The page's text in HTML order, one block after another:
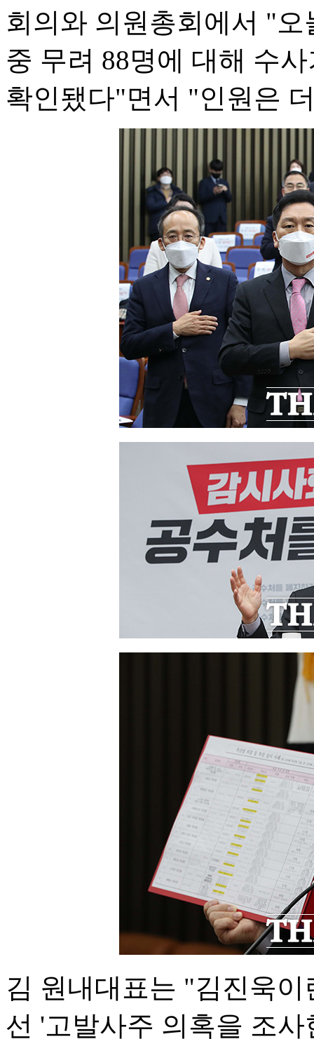
회의와 의원총회에서 "
중 무려 88명에 대해 수
확인됐다"면서 "인원은
김 원내대표는 "김진욱
선 '고발사주 의혹을 조